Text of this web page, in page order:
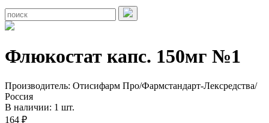
Флюкостат капс. 150мг №1
Производитель: Отисифарм Про/Фармстандарт-Лексредства/
Россия
В наличии: 1 шт.
164 ₽